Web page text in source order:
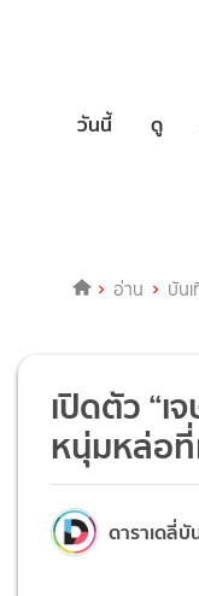
วันนี้ ดู
อ่าน บัน
เปิดตัว “เ
หนุ่มหล่อ
ดาราเดลี่บั